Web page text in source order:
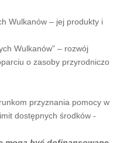
Wulkanów – jej produkty i
Wulkanów” – rozwój
o zasoby przyrodniczo
przyznania pomocy w
dostępnych środków -